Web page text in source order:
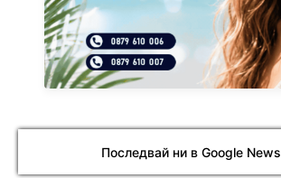
Последвай ни в Google News